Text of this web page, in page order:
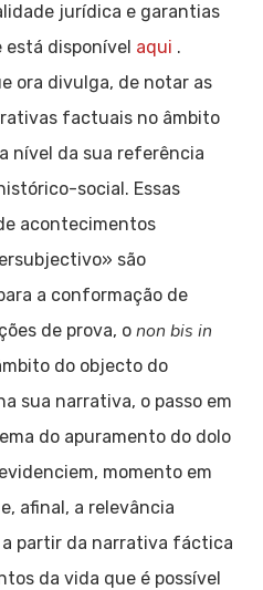
jurídica e garantias
está disponível aqui .
ora divulga, de notar as
factuais no âmbito
nível da sua referência
social. Essas
acontecimentos
são
a conformação de
de prova, o non bis in
do objecto do
sua narrativa, o passo em
do apuramento do dolo
momento em
afinal, a relevância
partir da narrativa fáctica
da vida que é possível